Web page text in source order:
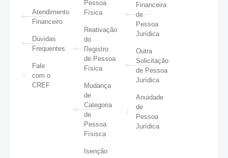
Atendimento
Financeiro
Dúvidas
Frequentes
Fale
com o
CREF
Pessoa
Física
Reativação
do
Registro
de Pessoa
Física
Mudança
de
Categoria
de
Pessoa
Físisca
Isenção
Financeira
de
Pessoa
Jurídica
Outra
Solicitação
de Pessoa
Jurídica
Anuidade
de
Pessoa
Jurídica